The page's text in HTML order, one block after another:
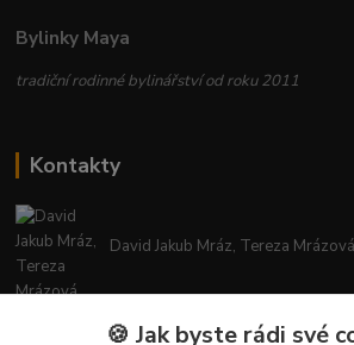
Bylinky Maya
tradiční rodinné bylinářství od roku 2011
Kontakty
David Jakub Mráz, Tereza Mrázová
info@bylinky-maya.cz
🍪 Jak byste rádi své